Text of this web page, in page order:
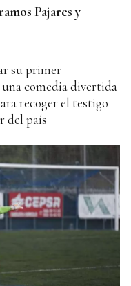
Pajares y
su primer
comedia divertida
recoger el testigo
del país